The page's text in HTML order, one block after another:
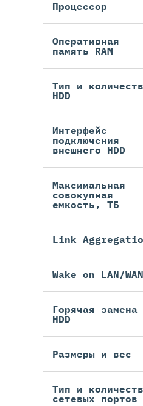
Процессор
Оперативная
память RAM
Тип и
HDD
Интерфейс
подключения
внешнего HDD
Максимальная
совокупная
емкость, ТБ
Link
Wake on LAN/WAN
Горячая замена
HDD
Размеры и вес
Тип и
сетевых портов